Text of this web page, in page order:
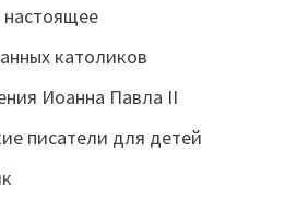
католиков
Иоанна Павла II
писатели для детей